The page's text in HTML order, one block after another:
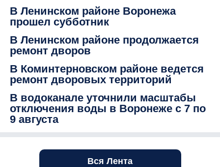
В Ленинском районе Воронежа
прошел субботник
В Ленинском районе продолжается
ремонт дворов
В Коминтерновском районе ведется
ремонт дворовых территорий
В водоканале уточнили масштабы
отключения воды в Воронеже с 7 по
9 августа
Вся Лента